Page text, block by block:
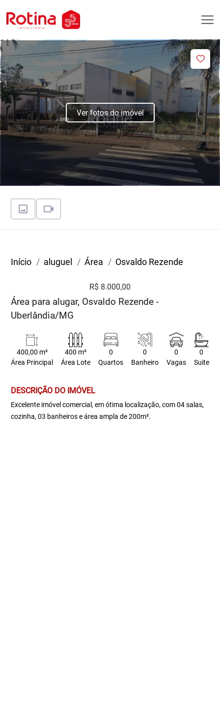
Ver fotos do imóvel
Início aluguel Área Osvaldo Rezende
R$ 8.000,00
Área para alugar, Osvaldo Rezende -
Uberlândia/MG
400,00 m²
Área Principal
400 m²
Área Lote
0
Quartos
0
Banheiro
0
Vagas
0
Suite
DESCRIÇÃO DO IMÓVEL
Excelente imóvel comercial, em ótima localização, com 04 salas,
cozinha, 03 banheiros e área ampla de 200m².